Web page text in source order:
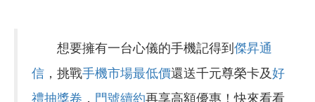
想要擁有一台心儀的手機記得到 傑昇通
信 ，挑戰手機市場最低價還送千元尊榮卡及好
禮抽獎卷 ， 門號續約再享高額優惠！快來看看